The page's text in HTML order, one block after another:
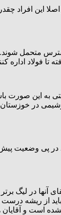
این افراد
متحمل
این صورت
در خوزستان
در پی وضعیت
در لیگ برتر
از ریشه درست
است و